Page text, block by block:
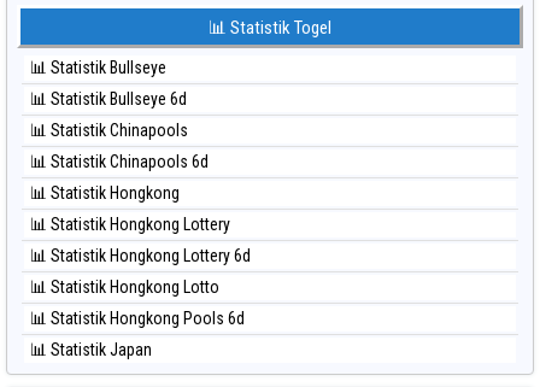
⚽ Bola Merah Taiwan
⚽ Bola Hitam Kuda Lari
⚽ Bola Hitam Magnum Cambodia
⚽ Bola Hitam Nagoya
⚽ Bola Hitam North Carolina Day
⚽ Bola Hitam Pcso
⚽ Bola Hitam Sao Paulo
⚽ Bola Hitam Singapore
⚽ Bola Hitam Sydney
⚽ Bola Hitam Sydney Lottery
⚽ Bola Hitam Sydney Lottery 6d
⚽ Bola Hitam Sydney Lotto
📊 Statistik Togel
📊 Statistik Bullseye
📊 Statistik Bullseye 6d
📊 Statistik Chinapools
📊 Statistik Chinapools 6d
📊 Statistik Hongkong
📊 Statistik Hongkong Lottery
📊 Statistik Hongkong Lottery 6d
📊 Statistik Hongkong Lotto
📊 Statistik Hongkong Pools 6d
📊 Statistik Japan
📊 Statistik Japan 6d